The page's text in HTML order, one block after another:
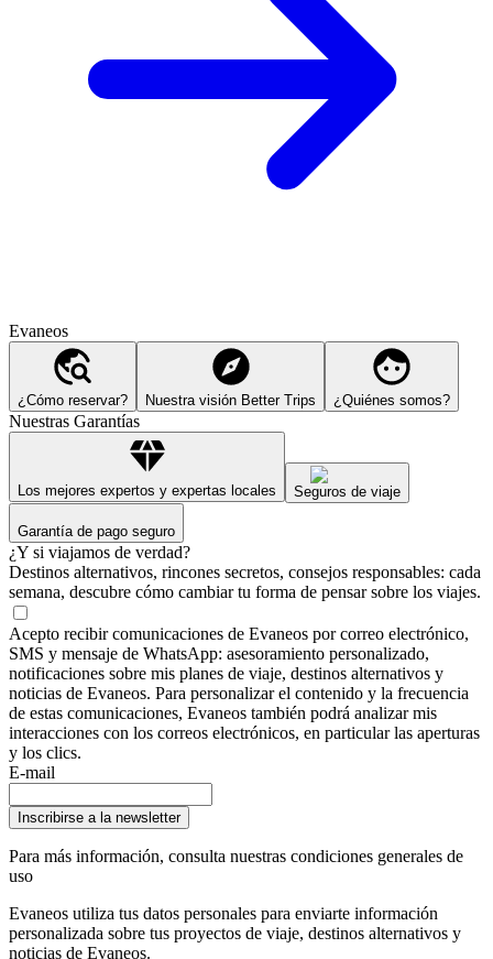
Evaneos
¿Cómo reservar? Nuestra visión Better Trips ¿Quiénes somos?
Nuestras Garantías
Los mejores expertos y expertas locales Seguros de viaje
Garantía de pago seguro
¿Y si viajamos de verdad?
Destinos alternativos, rincones secretos, consejos responsables: cada
semana, descubre cómo cambiar tu forma de pensar sobre los viajes.
Acepto recibir comunicaciones de Evaneos por correo electrónico,
SMS y mensaje de WhatsApp: asesoramiento personalizado,
notificaciones sobre mis planes de viaje, destinos alternativos y
noticias de Evaneos. Para personalizar el contenido y la frecuencia
de estas comunicaciones, Evaneos también podrá analizar mis
interacciones con los correos electrónicos, en particular las aperturas
y los clics.
E-mail
Inscribirse a la newsletter
Para más información, consulta nuestras condiciones generales de
uso
Evaneos utiliza tus datos personales para enviarte información
personalizada sobre tus proyectos de viaje, destinos alternativos y
noticias de Evaneos.